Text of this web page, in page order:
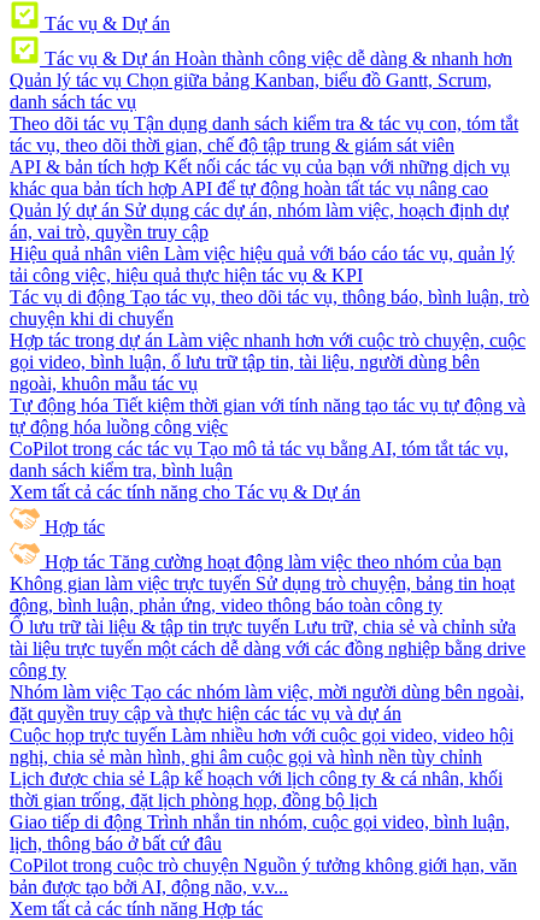
Tác vụ & Dự án
Tác vụ & Dự án Hoàn thành công việc dễ dàng & nhanh hơn
Quản lý tác vụ Chọn giữa bảng Kanban, biểu đồ Gantt, Scrum,
danh sách tác vụ
Theo dõi tác vụ Tận dụng danh sách kiểm tra & tác vụ con, tóm tắt
tác vụ, theo dõi thời gian, chế độ tập trung & giám sát viên
API & bản tích hợp Kết nối các tác vụ của bạn với những dịch vụ
khác qua bản tích hợp API để tự động hoàn tất tác vụ nâng cao
Quản lý dự án Sử dụng các dự án, nhóm làm việc, hoạch định dự
án, vai trò, quyền truy cập
Hiệu quả nhân viên Làm việc hiệu quả với báo cáo tác vụ, quản lý
tải công việc, hiệu quả thực hiện tác vụ & KPI
Tác vụ di động Tạo tác vụ, theo dõi tác vụ, thông báo, bình luận, trò
chuyện khi di chuyển
Hợp tác trong dự án Làm việc nhanh hơn với cuộc trò chuyện, cuộc
gọi video, bình luận, ổ lưu trữ tập tin, tài liệu, người dùng bên
ngoài, khuôn mẫu tác vụ
Tự động hóa Tiết kiệm thời gian với tính năng tạo tác vụ tự động và
tự động hóa luồng công việc
CoPilot trong các tác vụ Tạo mô tả tác vụ bằng AI, tóm tắt tác vụ,
danh sách kiểm tra, bình luận
Xem tất cả các tính năng cho Tác vụ & Dự án
Hợp tác
Hợp tác Tăng cường hoạt động làm việc theo nhóm của bạn
Không gian làm việc trực tuyến Sử dụng trò chuyện, bảng tin hoạt
động, bình luận, phản ứng, video thông báo toàn công ty
Ổ lưu trữ tài liệu & tập tin trực tuyến Lưu trữ, chia sẻ và chỉnh sửa
tài liệu trực tuyến một cách dễ dàng với các đồng nghiệp bằng drive
công ty
Nhóm làm việc Tạo các nhóm làm việc, mời người dùng bên ngoài,
đặt quyền truy cập và thực hiện các tác vụ và dự án
Cuộc họp trực tuyến Làm nhiều hơn với cuộc gọi video, video hội
nghị, chia sẻ màn hình, ghi âm cuộc gọi và hình nền tùy chỉnh
Lịch được chia sẻ Lập kế hoạch với lịch công ty & cá nhân, khối
thời gian trống, đặt lịch phòng họp, đồng bộ lịch
Giao tiếp di động Trình nhắn tin nhóm, cuộc gọi video, bình luận,
lịch, thông báo ở bất cứ đâu
CoPilot trong cuộc trò chuyện Nguồn ý tưởng không giới hạn, văn
bản được tạo bởi AI, động não, v.v...
Xem tất cả các tính năng Hợp tác